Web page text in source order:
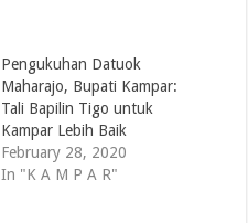
Pengukuhan Datuok
Maharajo, Bupati Kampar:
Tali Bapilin Tigo untuk
Kampar Lebih Baik
February 28, 2020
In "K A M P A R"